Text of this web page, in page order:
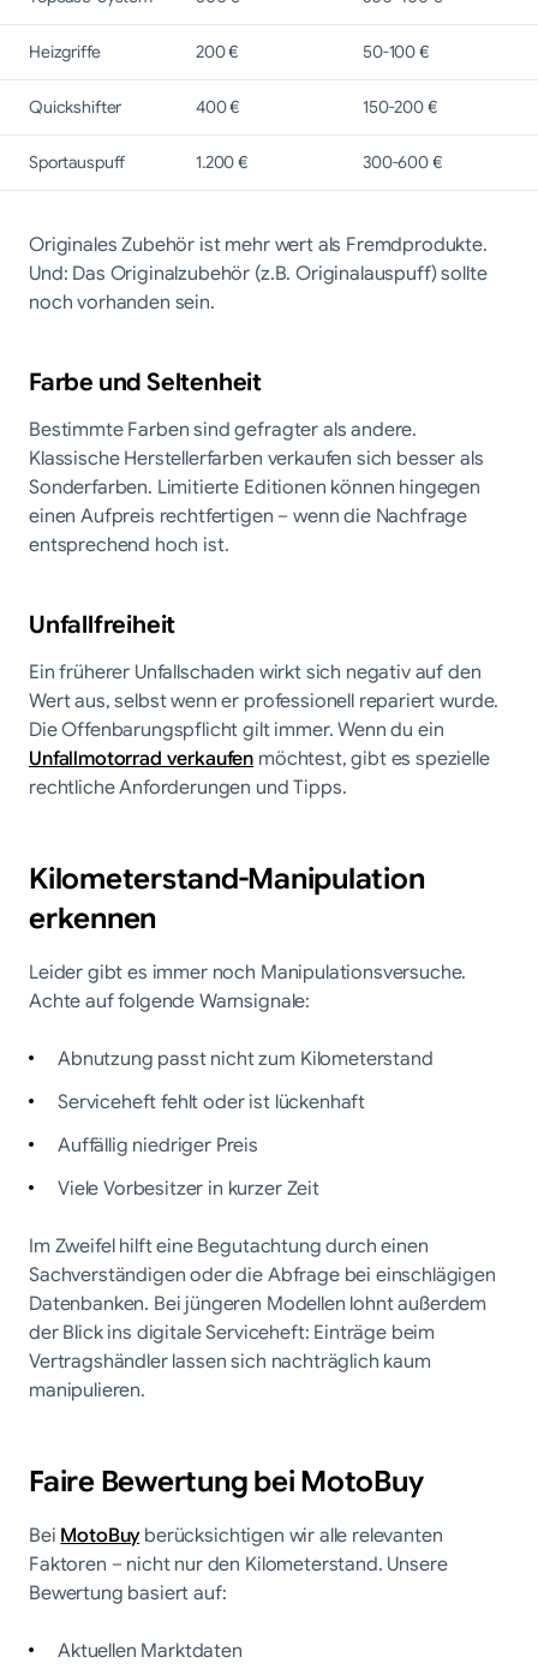
Heizgriffe
200 €
50-100 €
Quickshifter
400 €
150-200 €
Sportauspuff
1.200 € 300-600 €
Originales Zubehör ist mehr wert als Fremdprodukte.
Und: Das Originalzubehör (z.B. Originalauspuff) sollte
noch vorhanden sein.
Farbe und Seltenheit
Bestimmte Farben sind gefragter als andere.
Klassische Herstellerfarben verkaufen sich besser als
Sonderfarben. Limitierte Editionen können hingegen
einen Aufpreis rechtfertigen – wenn die Nachfrage
entsprechend hoch ist.
Unfallfreiheit
Ein früherer Unfallschaden wirkt sich negativ auf den
Wert aus, selbst wenn er professionell repariert wurde.
Die Offenbarungspflicht gilt immer. Wenn du ein
Unfallmotorrad verkaufenmöchtest, gibt es spezielle
rechtliche Anforderungen und Tipps.
Kilometerstand-Manipulation
erkennen
Leider gibt es immer noch Manipulationsversuche.
Achte auf folgende Warnsignale:
Abnutzung passt nicht zum Kilometerstand
Serviceheft fehlt oder ist lückenhaft
Auffällig niedriger Preis
Viele Vorbesitzer in kurzer Zeit
Im Zweifel hilft eine Begutachtung durch einen
Sachverständigen oder die Abfrage bei einschlägigen
Datenbanken. Bei jüngeren Modellen lohnt außerdem
der Blick ins digitale Serviceheft: Einträge beim
Vertragshändler lassen sich nachträglich kaum
manipulieren.
Faire Bewertung bei MotoBuy
BeiMotoBuyberücksichtigen wir alle relevanten
Faktoren – nicht nur den Kilometerstand. Unsere
Bewertung basiert auf:
Aktuellen Marktdaten